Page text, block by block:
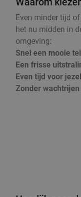
Even minder tijd
het nu midden in
omgeving:
Snel een mooie
Een frisse
Even tijd voor
Zonder